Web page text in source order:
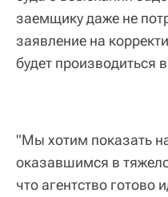
заемщику даже не
заявление на
будет производиться
"Мы хотим показать
оказавшимся в
что агентство готово